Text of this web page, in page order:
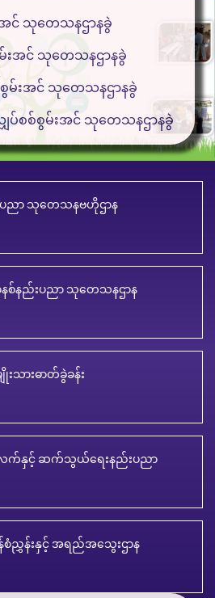
င် သုတေသနဌာနခွဲ
းအင် သုတေသနဌာနခွဲ
စွမ်းအင် သုတေသနဌာနခွဲ
ျှပ်စစ်စွမ်းအင် သုတေသနဌာနခွဲ
ညာ သုတေသနဗဟိုဌာန
နည်းပညာ သုတေသနဌာန
းသားဓာတ်ခွဲခန်း
က်နှင့် ဆက်သွယ်ရေးနည်းပညာ
န်စံညွှန်းနှင့် အရည်အသွေးဌာန